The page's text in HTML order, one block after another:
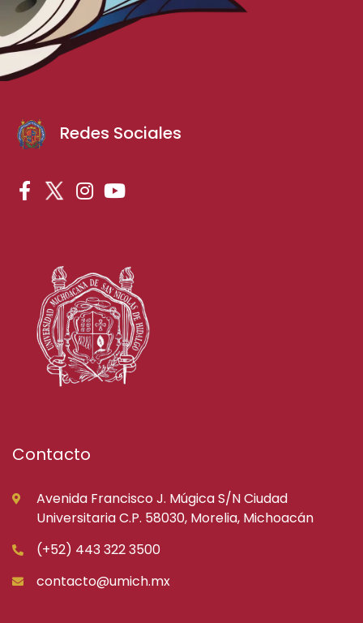
Redes Sociales
Contacto
Avenida Francisco J. Múgica S/N Ciudad
Universitaria C.P. 58030, Morelia, Michoacán
(+52) 443 322 3500
contacto@umich.mx